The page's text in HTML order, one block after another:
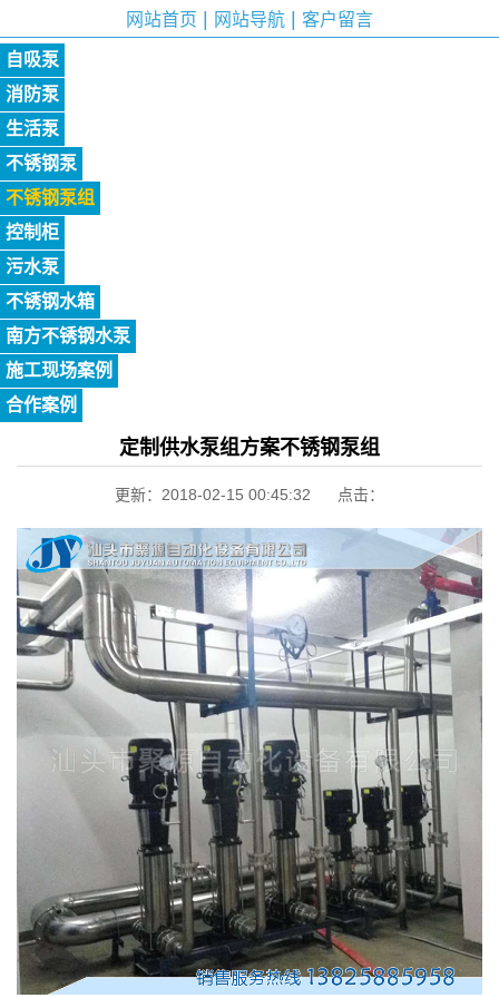
网站首页 网站导航 客户留言
自吸泵
消防泵
生活泵
不锈钢泵
不锈钢泵组
控制柜
污水泵
不锈钢水箱
南方不锈钢水泵
施工现场案例
合作案例
定制供水泵组方案不锈钢泵组
更新：2018-02-15 00:45:32 点击：